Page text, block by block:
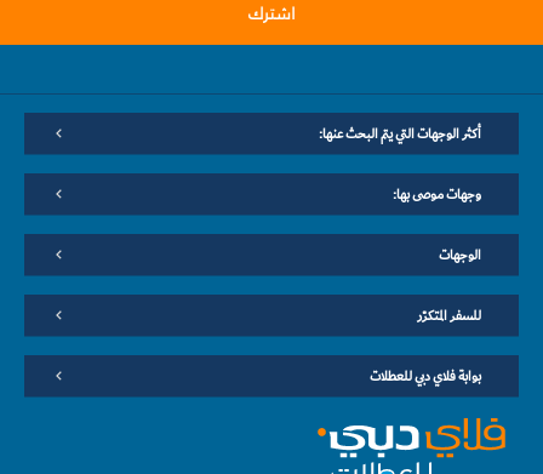
اشترك
أكثر الوجهات التي يتم البحث عنها:
وجهات موصى بها:
الوجهات
للسفر المتكرّر
بوابة فلاي دبي للعطلات